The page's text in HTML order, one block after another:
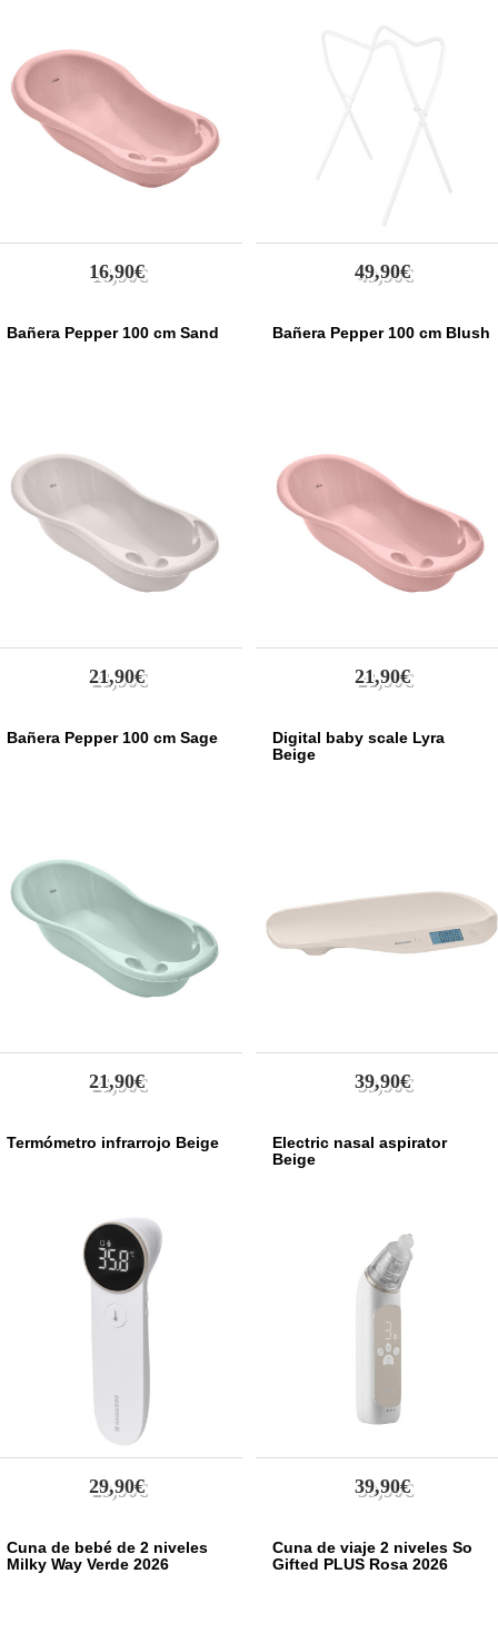
16,90€ 49,90€
Bañera Pepper 100 cm Sand
21,90€
Bañera Pepper 100 cm Blush
21,90€
Bañera Pepper 100 cm Sage
21,90€
Digital baby scale Lyra
Beige
39,90€
Termómetro infrarrojo Beige
29,90€
Electric nasal aspirator
Beige
39,90€
Cuna de bebé de 2 niveles
Milky Way Verde 2026
Cuna de viaje 2 niveles So
Gifted PLUS Rosa 2026